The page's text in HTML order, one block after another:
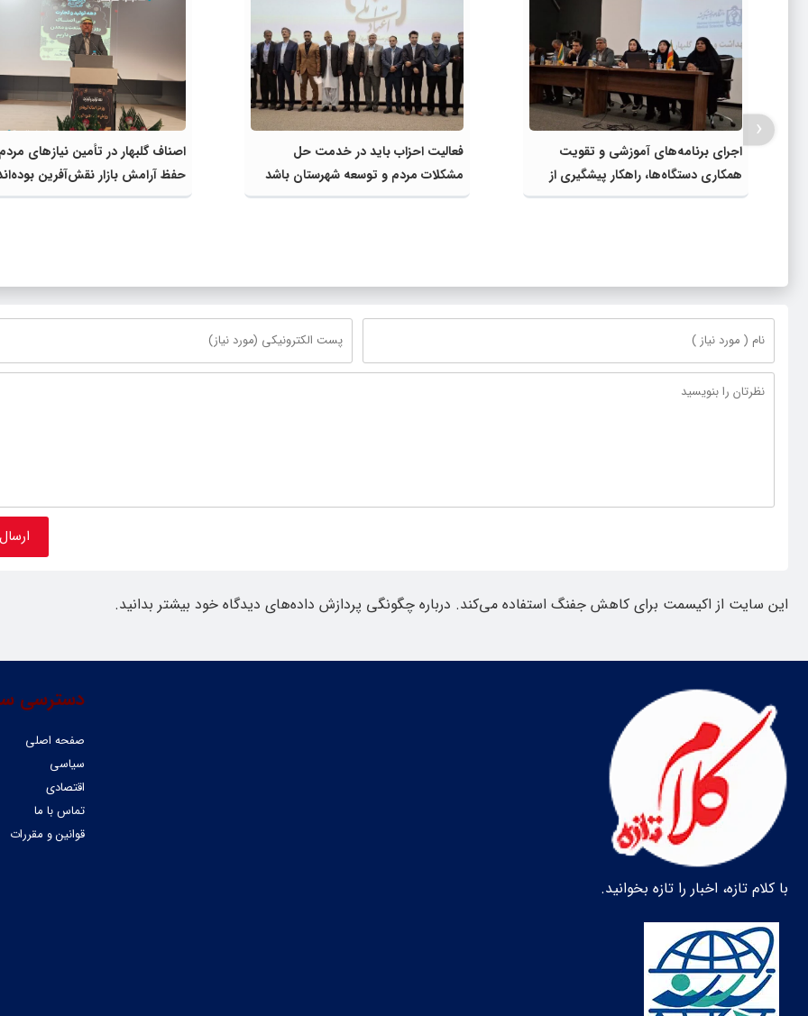
اجرای برنامه‌های آموزشی و تقویت
همکاری دستگاه‌ها، راهکار پیشگیری از
آسیب‌های اجتماعی شهرستان است
فعالیت احزاب باید در خدمت حل
مشکلات مردم و توسعه شهرستان باشد
اصناف گلبهار در تأمین نیازهای
حفظ آرامش بازار نقش‌آفرین
‹
این سایت از اکیسمت برای کاهش جفنگ استفاده می‌کند. درباره چگونگی پردازش داده‌های دیدگاه خود بیشتر بدانید.
با کلام تازه، اخبار را تازه بخوانید.
دسترسی
صفحه اصلی
سیاسی
اقتصادی
تماس با ما
قوانین و مقررات